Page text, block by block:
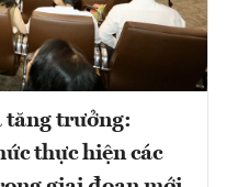
tăng trưởng:
thực hiện các